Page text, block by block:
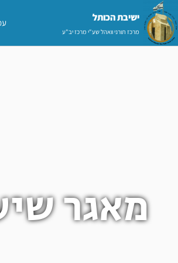
דילוג
לתוכן
ישיבת הכותל​
מרכז תורני וואהל שע"י מרכז יב"ע
מאגר